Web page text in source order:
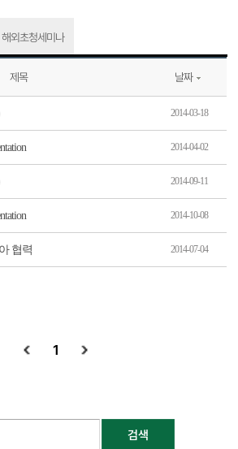
해외초청세미나
제목 날짜
2014-03-18
2014-04-02
2014-09-11
2014-10-08
협력 2014-07-04
1
검색